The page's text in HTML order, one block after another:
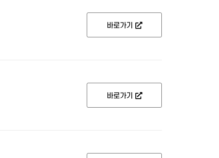
바로가기
바로가기